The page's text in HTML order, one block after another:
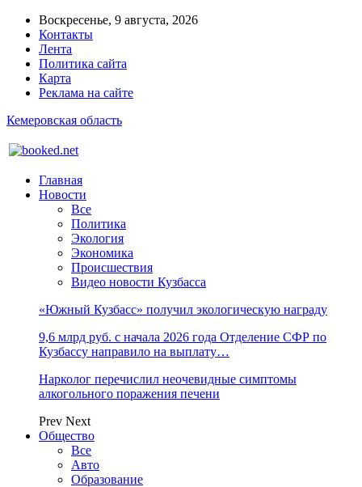
Воскресенье, 9 августа, 2026
Контакты
Лента
Политика сайта
Карта
Реклама на сайте
Кемеровская область
Главная
Новости
Все
Политика
Экология
Экономика
Происшествия
Видео новости Кузбасса
«Южный Кузбасс» получил экологическую награду
9,6 млрд руб. с начала 2026 года Отделение СФР по
Кузбассу направило на выплату…
Нарколог перечислил неочевидные симптомы
алкогольного поражения печени
Prev Next
Общество
Все
Авто
Образование